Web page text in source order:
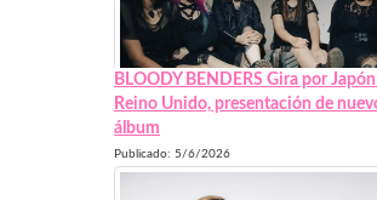
BLOODY BENDERS Gira por
Reino Unido, presentación de
álbum
Publicado: 5/6/2026